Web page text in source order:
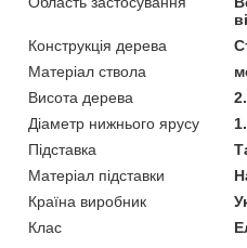
Конструкція дерева
Матеріал ствола
Висота дерева
Діаметр нижнього ярусу
Підставка
Матеріал підставки
Країна виробник
Клас